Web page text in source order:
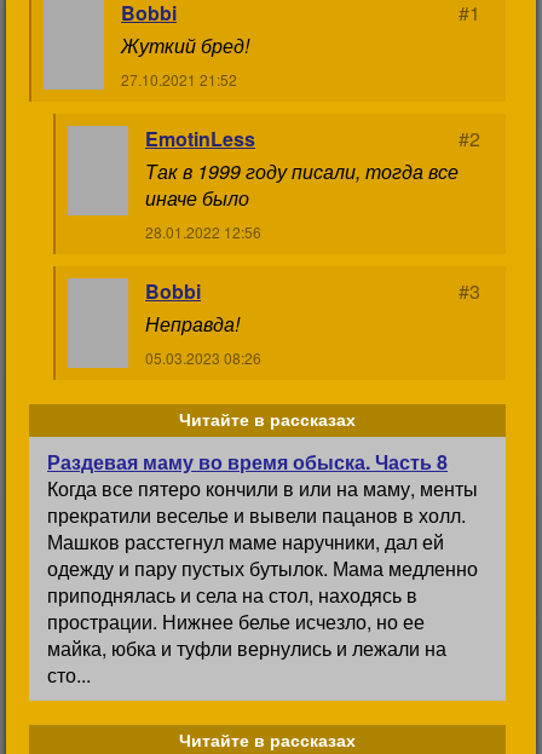
Bobbi
#1
Жуткий бред!
27.10.2021 21:52
EmotinLess
#2
Так в 1999 году писали, тогда все
иначе было
28.01.2022 12:56
Bobbi
#3
Неправда!
05.03.2023 08:26
Читайте в рассказах
Раздевая маму во время обыска. Часть 8
Когда все пятеро кончили в или на маму, менты
прекратили веселье и вывели пацанов в холл.
Машков расстегнул маме наручники, дал ей
одежду и пару пустых бутылок. Мама медленно
приподнялась и села на стол, находясь в
прострации. Нижнее белье исчезло, но ее
майка, юбка и туфли вернулись и лежали на
сто...
Читайте в рассказах